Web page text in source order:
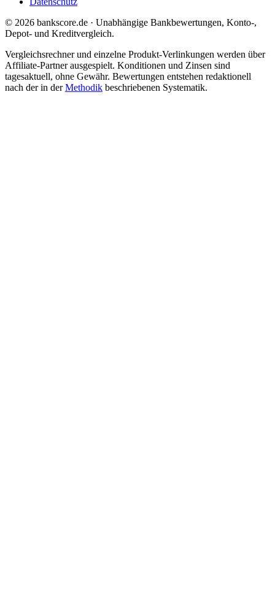
© 2026 bankscore.de · Unabhängige Bankbewertungen, Konto-,
Depot- und Kreditvergleich.
Vergleichsrechner und einzelne Produkt-Verlinkungen werden über
Affiliate-Partner ausgespielt. Konditionen und Zinsen sind
tagesaktuell, ohne Gewähr. Bewertungen entstehen redaktionell
nach der in derMethodik beschriebenen Systematik.